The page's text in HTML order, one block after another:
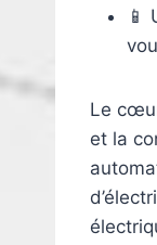
📱
Le
et la